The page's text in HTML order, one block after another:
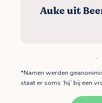
Auke uit
*Namen werden
staat er soms ‘hij’ bij een